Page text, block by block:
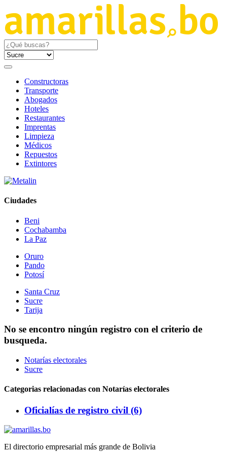
Constructoras
Transporte
Abogados
Hoteles
Restaurantes
Imprentas
Limpieza
Médicos
Repuestos
Extintores
Ciudades
Beni
Cochabamba
La Paz
Oruro
Pando
Potosí
Santa Cruz
Sucre
Tarija
No se encontro ningún registro con el criterio de
busqueda.
Notarías electorales
Sucre
Categorias relacionadas con Notarías electorales
Oficialías de registro civil (6)
El directorio empresarial más grande de Bolivia